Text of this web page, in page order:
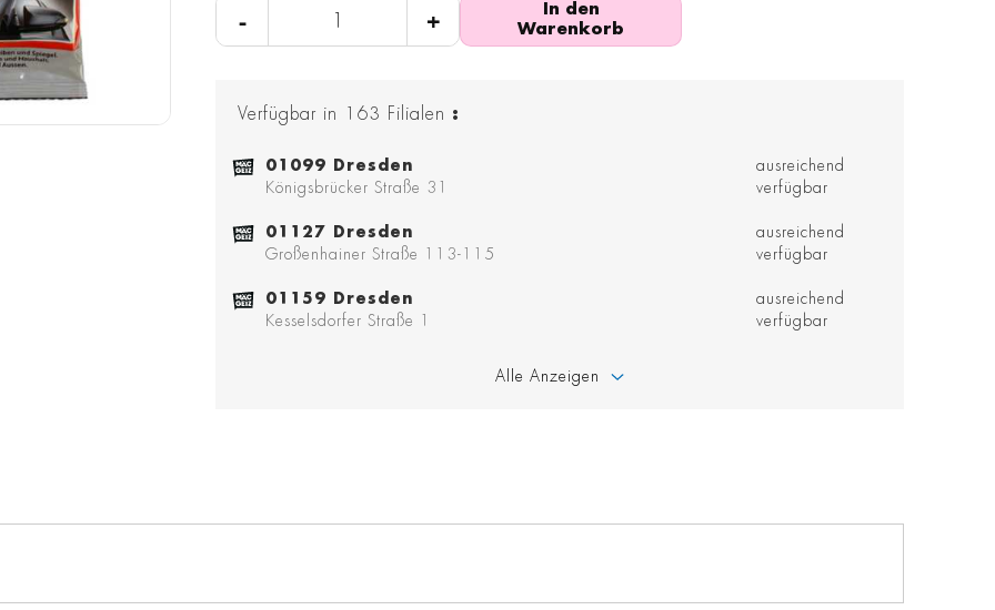
- +
In den
Warenkorb
Verfügbar in 163 Filialen :
01099 Dresden
Königsbrücker Straße 31
ausreichend
verfügbar
01127 Dresden
Großenhainer Straße 113-115
ausreichend
verfügbar
01159 Dresden
Kesselsdorfer Straße 1
ausreichend
verfügbar
Alle Anzeigen